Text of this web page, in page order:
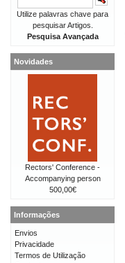
Utilize palavras chave para
pesquisar Artigos.
Pesquisa Avançada
Novidades
Rectors' Conference -
Accompanying person
500,00€
Informações
Envios
Privacidade
Termos de Utilização